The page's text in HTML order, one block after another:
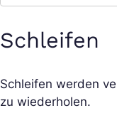
Schleifen
Schleifen werden
zu wiederholen.